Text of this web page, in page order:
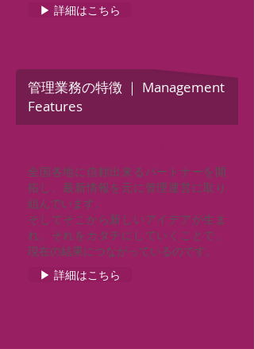
▶ 詳細はこちら
管理業務の特徴 ｜ Management
Features
全国各地に信頼出来るパートナーを開
拓し、最新情報を元に管理運営に取り
組んでいます。
そしてそこから新しいアイデアが生ま
れ、それをカタチにしていくことで、
現在の結果につながっているのです。
▶ 詳細はこちら